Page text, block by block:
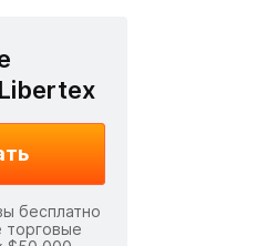
бесплатно
торговые